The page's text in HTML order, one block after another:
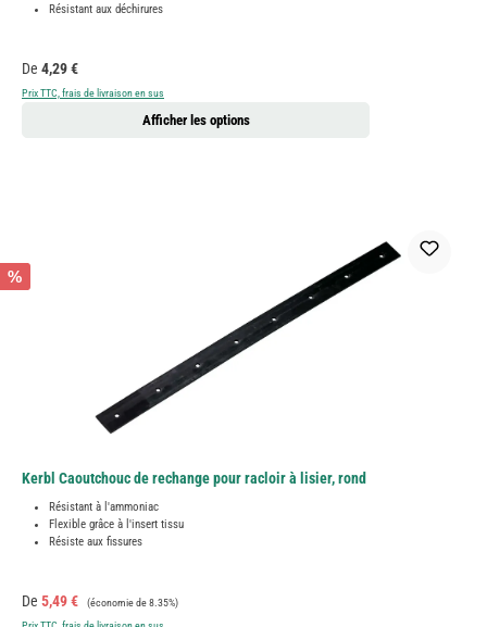
Résistant aux déchirures
Prix régulier :
De 4,29 €
Prix TTC, frais de livraison en sus
Afficher les options
%
Kerbl Caoutchouc de rechange pour racloir à lisier, rond
Résistant à l'ammoniac
Flexible grâce à l'insert tissu
Résiste aux fissures
Prix de vente :
De 5,49 € Prix régulier :
(économie de 8.35%)